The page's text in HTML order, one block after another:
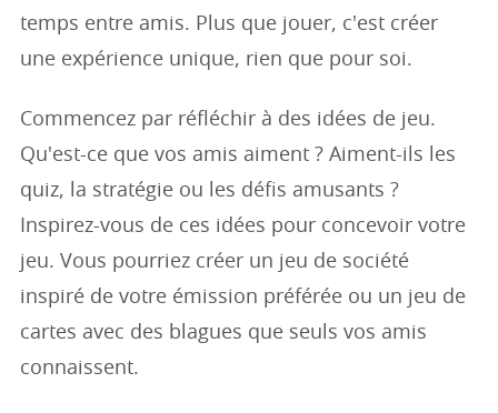
temps entre amis. Plus que jouer, c'est créer
une expérience unique, rien que pour soi.
Commencez par réfléchir à des idées de jeu.
Qu'est-ce que vos amis aiment ? Aiment-ils les
quiz, la stratégie ou les défis amusants ?
Inspirez-vous de ces idées pour concevoir votre
jeu. Vous pourriez créer un jeu de société
inspiré de votre émission préférée ou un jeu de
cartes avec des blagues que seuls vos amis
connaissent.